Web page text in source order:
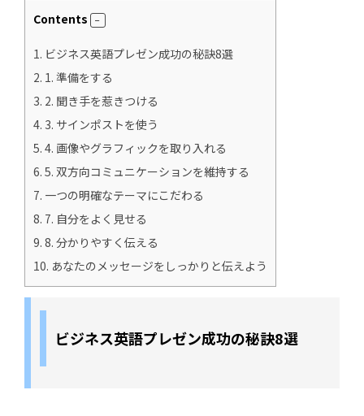
Contents
1. ビジネス英語プレゼン成功の秘訣8選
2. 1. 準備をする
3. 2. 聞き手を惹きつける
4. 3. サインポストを使う
5. 4. 画像やグラフィックを取り入れる
6. 5. 双方向コミュニケーションを維持する
7. 一つの明確なテーマにこだわる
8. 7. 自分をよく見せる
9. 8. 分かりやすく伝える
10. あなたのメッセージをしっかりと伝えよう
ビジネス英語プレゼン成功の秘訣8選